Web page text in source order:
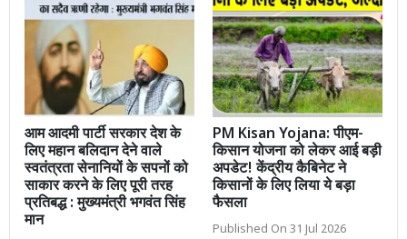
आम आदमी पार्टी सरकार देश के
लिए महान बलिदान देने वाले
स्वतंत्रता सेनानियों के सपनों को
साकार करने के लिए पूरी तरह
प्रतिबद्ध : मुख्यमंत्री भगवंत सिंह
मान
PM Kisan Yojana: पीएम-
किसान योजना को लेकर आई बड़ी
अपडेट! केंद्रीय कैबिनेट ने
किसानों के लिए लिया ये बड़ा
फैसला
Published On 31 Jul 2026